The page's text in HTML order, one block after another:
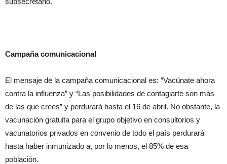
Campaña comunicacional
El mensaje de la campaña comunicacional es: “Vacúnate ahora
contra la influenza” y “Las posibilidades de contagiarte son más
de las que crees” y perdurará hasta el 16 de abril. No obstante, la
vacunación gratuita para el grupo objetivo en consultorios y
vacunatorios privados en convenio de todo el país perdurará
hasta haber inmunizado a, por lo menos, el 85% de esa
población.